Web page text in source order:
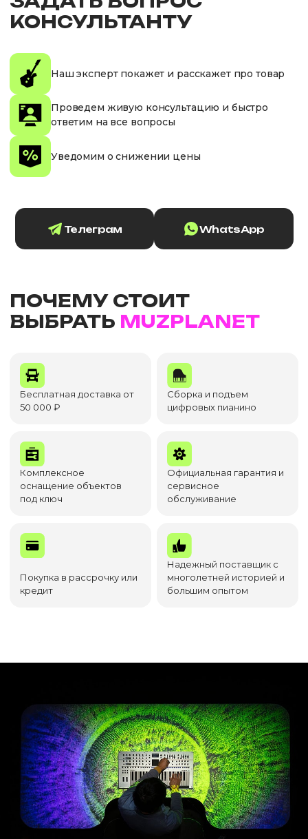
КОНСУЛЬТАНТУ
Наш эксперт покажет и расскажет про товар
Проведем живую консультацию и быстро
ответим на все вопросы
Уведомим о снижении цены
Телеграм WhatsApp
ПОЧЕМУ СТОИТ
ВЫБРАТЬ MUZPLANET
Бесплатная доставка от
50 000 ₽
Сборка и подъем
цифровых пианино
Комплексное
оснащение объектов
под ключ
Официальная гарантия и
сервисное
обслуживание
Покупка в рассрочку или
кредит
Надежный поставщик с
многолетней историей и
большим опытом